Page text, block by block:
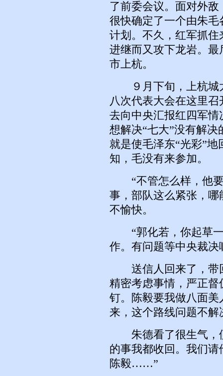
了前委会议。面对外
很快确定了一个由朱
计划。不久，红军抓
进继而又攻下龙岩。
市上杭。
９月下旬，上杭城
八次代表大会在这里
去向中央汇报红四军
想解决“七大”没有解
就是使毛泽东“光彩”地
知，毛没有来参加。
“不管怎么样，他要
事，部队这么紧张，
不愉快。
“郭化若，你起草一
作。有问题等中央裁
送信人回来了，带
精密考虑事情，严正
钉。陈毅要我做八面
来，这个路线问题不
朱德看了很生气，
的事我都收回。我们
陈毅……”